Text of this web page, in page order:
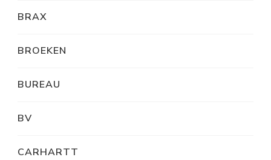
BRAX
BROEKEN
BUREAU
BV
CARHARTT